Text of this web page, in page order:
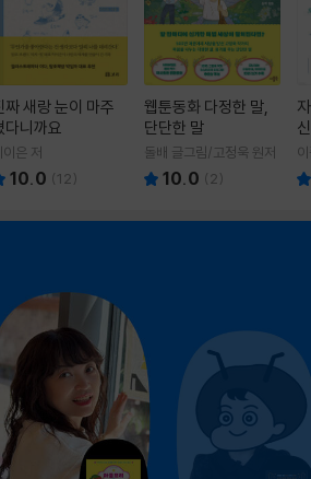
짜 새랑 눈이 마주
다니까요
이은 저
10.0 (12)
웹툰동화 다정한 말,
단단한 말
돌배 글그림/고정욱 원저
10.0 ( 2)